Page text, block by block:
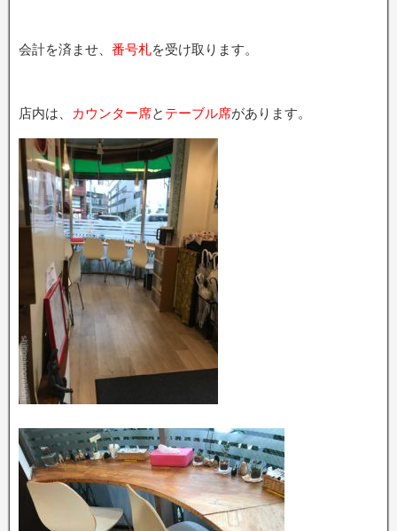
会計を済ませ、 番号札を受け取ります。
店内は、 カウンター席と テーブル席があります。